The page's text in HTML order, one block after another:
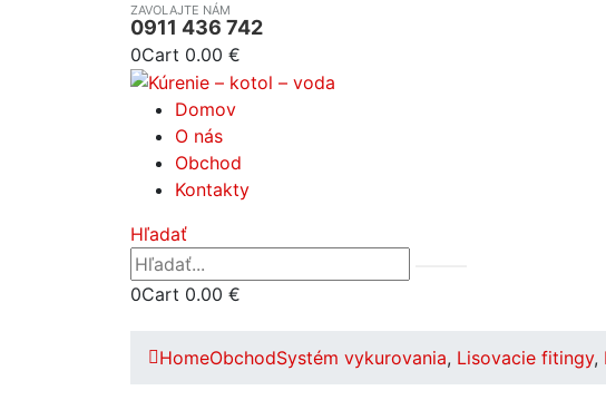
ZAVOLAJTE NÁM
0911 436 742
0Cart 0.00 €
Domov
O nás
Obchod
Kontakty
Hľadať
0Cart 0.00 €
HomeObchodSystém vykurovania, Lisovacie fitingy,